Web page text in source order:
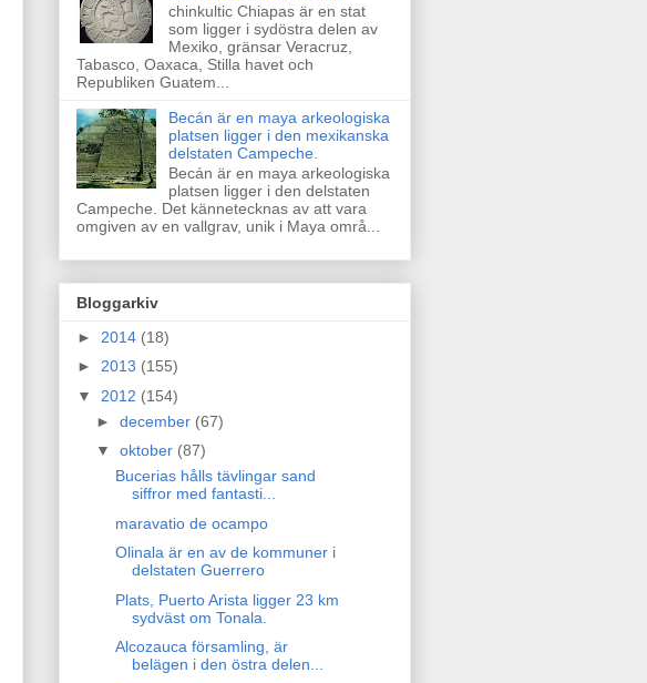
chinkultic Chiapas är en stat
som ligger i sydöstra delen av
Mexiko, gränsar Veracruz,
Tabasco, Oaxaca, Stilla havet och
Republiken Guatem...
Becán är en maya arkeologiska
platsen ligger i den mexikanska
delstaten Campeche.
Becán är en maya arkeologiska
platsen ligger i den delstaten
Campeche. Det kännetecknas av att vara
omgiven av en vallgrav, unik i Maya områ...
Bloggarkiv
► 2014 (18)
► 2013 (155)
▼ 2012 (154)
► december (67)
▼ oktober (87)
Bucerias hålls tävlingar sand
siffror med fantasti...
maravatio de ocampo
Olinala är en av de kommuner i
delstaten Guerrero
Plats, Puerto Arista ligger 23 km
sydväst om Tonala.
Alcozauca församling, är
belägen i den östra delen...